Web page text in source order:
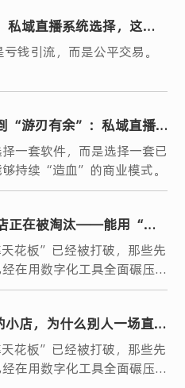
域直播系统选择，这三
必须懂
钱引流，而是公平交易。
“游刃有余”：私域直播
吗？
一套软件，而是选择一套已
持续“造血”的商业模式。
正在被淘汰——能用“一
”生意的人，已经跑起
花板”已经被打破，那些先
在用数字化工具全面碾压同
店，为什么别人一场直播
苦守几千？
花板”已经被打破，那些先
在用数字化工具全面碾压同